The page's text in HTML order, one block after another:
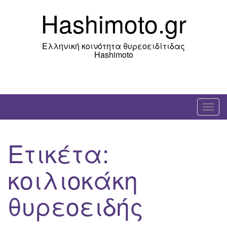
Hashimoto.gr
Ελληνική κοινότητα θυρεοειδίτιδας
Hashimoto
T
o
Ετικέτα:
κοιλιοκάκη
θυρεοειδής